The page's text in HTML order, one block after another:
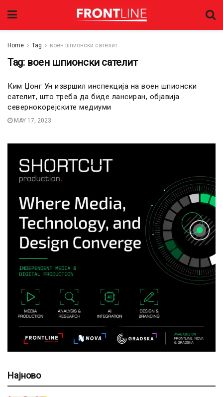
Home Tag воен шпионски сателит
Tag: воен шпионски сателит
Ким Џонг Ун извршил инспекција на воен шпионски
сателит, што треба да биде лансиран, објавија
севернокорејските медиуми
MAY 17, 2023
Најново